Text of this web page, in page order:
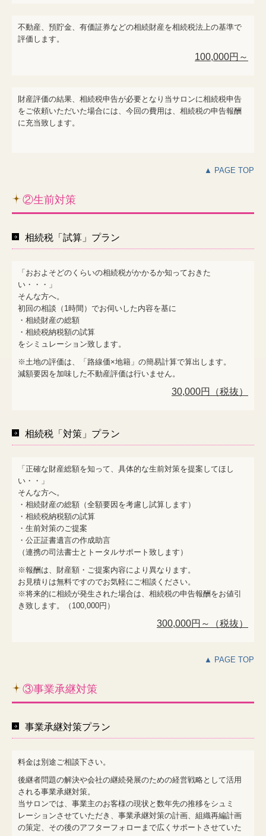
不動産、預貯金、有価証券などの相続財産を相続税法上の基準で
評価します。
100,000円～
財産評価の結果、相続税申告が必要となり当サロンに相続税申告
をご依頼いただいた場合には、今回の費用は、相続税の申告報酬
に充当致します。
▲ PAGE TOP
②生前対策
相続税「試算」プラン
「おおよそどのくらいの相続税がかかるか知っておきた
い・・・」
そんな方へ。
初回の相談（1時間）でお伺いした内容を基に
・相続財産の総額
・相続税納税額の試算
をシミュレーション致します。
※土地の評価は、「路線価×地籍」の簡易計算で算出します。
減額要因を加味した不動産評価は行いません。
30,000円（税抜）
相続税「対策」プラン
「正確な財産総額を知って、具体的な生前対策を提案してほし
い・・」
そんな方へ。
・相続財産の総額（全額要因を考慮し試算します）
・相続税納税額の試算
・生前対策のご提案
・公正証書遺言の作成助言
（連携の司法書士とトータルサポート致します）
※報酬は、財産額・ご提案内容により異なります。
お見積りは無料ですのでお気軽にご相談ください。
※将来的に相続が発生された場合は、相続税の申告報酬をお値引
き致します。（100,000円）
300,000円～（税抜）
▲ PAGE TOP
③事業承継対策
事業承継対策プラン
料金は別途ご相談下さい。
後継者問題の解決や会社の継続発展のための経営戦略として活用
される事業承継対策。
当サロンでは、事業主のお客様の現状と数年先の推移をシュミ
レーションさせていただき、事業承継対策の計画、組織再編計画
の策定、その後のアフターフォローまで広くサポートさせていた